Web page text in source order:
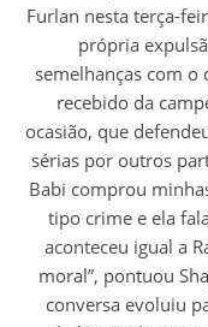
Furlan nesta terça-
própria
semelhanças com o
recebido da
ocasião, que
sérias por outros
Babi comprou
tipo crime e ela
aconteceu igual a
moral”, pontuou
conversa evoluiu